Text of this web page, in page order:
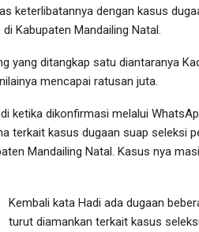
keterlibatannya dengan kasus
Kabupaten Mandailing Natal.
yang ditangkap satu diantaranya
mencapai ratusan juta.
ketika dikonfirmasi melalui
terkait kasus dugaan suap seleksi
Mandailing Natal. Kasus nya
Kembali kata Hadi ada dugaan
turut diamankan terkait kasus